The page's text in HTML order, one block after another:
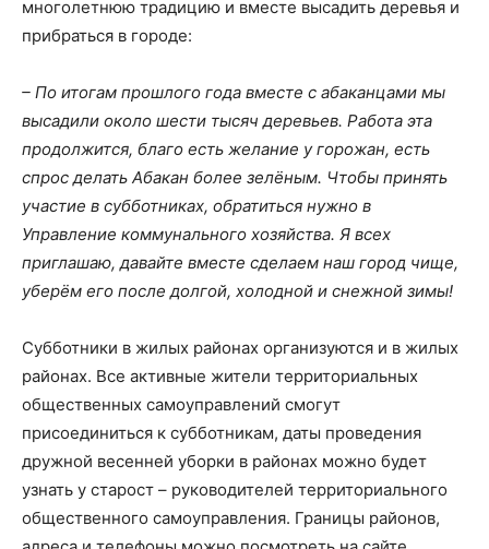
многолетнюю традицию и вместе высадить деревья и
прибраться в городе:
– По итогам прошлого года вместе с абаканцами мы
высадили около шести тысяч деревьев. Работа эта
продолжится, благо есть желание у горожан, есть
спрос делать Абакан более зелёным. Чтобы принять
участие в субботниках, обратиться нужно в
Управление коммунального хозяйства. Я всех
приглашаю, давайте вместе сделаем наш город чище,
уберём его после долгой, холодной и снежной зимы!
Субботники в жилых районах организуются и в жилых
районах. Все активные жители территориальных
общественных самоуправлений смогут
присоединиться к субботникам, даты проведения
дружной весенней уборки в районах можно будет
узнать у старост – руководителей территориального
общественного самоуправления. Границы районов,